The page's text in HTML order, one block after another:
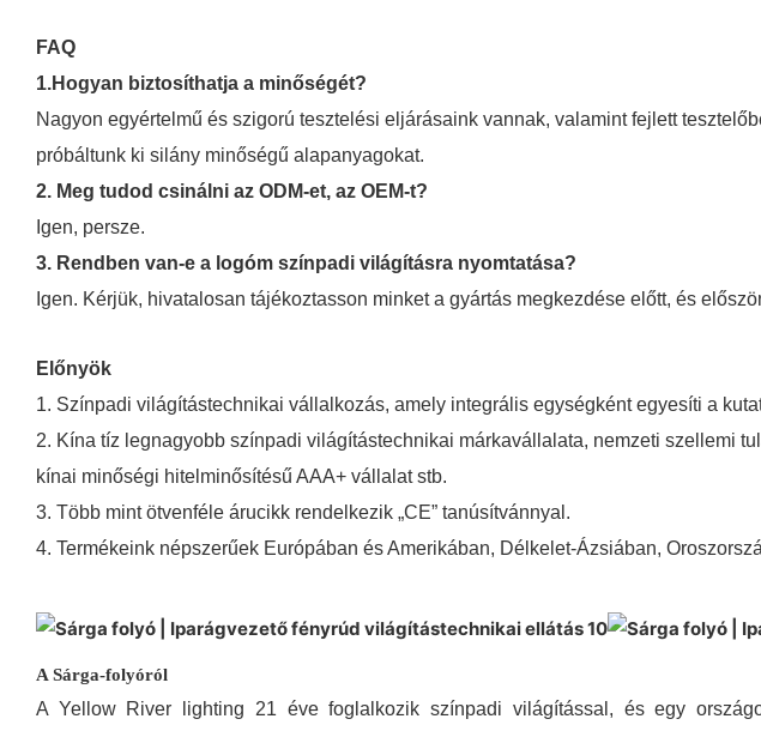
FAQ
1.Hogyan biztosíthatja a minőségét?
Nagyon egyértelmű és szigorú tesztelési eljárásaink vannak, valamint fejlett
próbáltunk ki silány minőségű alapanyagokat.
2. Meg tudod csinálni az ODM-et, az OEM-t?
Igen, persze.
3. Rendben van-e a logóm színpadi világításra nyomtatása?
Igen. Kérjük, hivatalosan tájékoztasson minket a gyártás megkezdése előtt, és
Előnyök
1. Színpadi világítástechnikai vállalkozás, amely integrális egységként egyesíti a
2. Kína tíz legnagyobb színpadi világítástechnikai márkavállalata, nemzeti szellemi
kínai minőségi hitelminősítésű AAA+ vállalat stb.
3. Több mint ötvenféle árucikk rendelkezik „CE” tanúsítvánnyal.
4. Termékeink népszerűek Európában és Amerikában, Délkelet-Ázsiában,
A Sárga-folyóról
A Yellow River lighting 21 éve foglalkozik színpadi világítással, és egy